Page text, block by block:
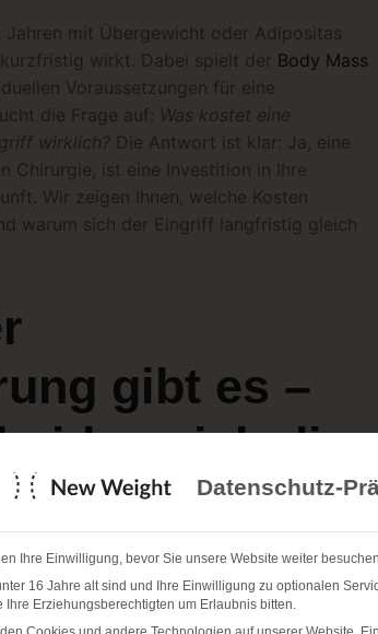
mit Übergewicht oder Adipositas
wirkt. Dabei spielt der Body Mass
Voraussetzungen für eine
die Frage auf: Was kostet eine
wirklich? Die Antwort ist klar: Ja, eine
Chirurgie, ist eine Investition in Ihre
Wir zeigen Ihnen, welche Kosten
warum sich der Eingriff langfristig gleich
gibt es –
sich die
in ihrer Durchführung als auch im Preis
es sich um einenendoskopischen, minimal-
Datenschutz-
Ihre Einwilligung, bevor Sie unsere Website weiter
16 Jahre alt sind und Ihre Einwilligung zu optionalen
Ihre Erziehungsberechtigten um Erlaubnis bitten.